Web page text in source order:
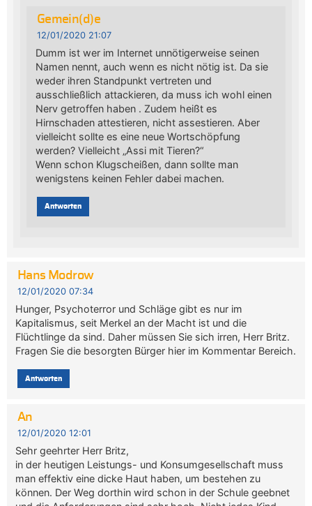
Gemein(d)e
12/01/2020 21:07
Dumm ist wer im Internet unnötigerweise seinen
Namen nennt, auch wenn es nicht nötig ist. Da sie
weder ihren Standpunkt vertreten und
ausschließlich attackieren, da muss ich wohl einen
Nerv getroffen haben . Zudem heißt es
Hirnschaden attestieren, nicht assestieren. Aber
vielleicht sollte es eine neue Wortschöpfung
werden? Vielleicht „Assi mit Tieren?“
Wenn schon Klugscheißen, dann sollte man
wenigstens keinen Fehler dabei machen.
Antworten
Hans Modrow
12/01/2020 07:34
Hunger, Psychoterror und Schläge gibt es nur im
Kapitalismus, seit Merkel an der Macht ist und die
Flüchtlinge da sind. Daher müssen Sie sich irren, Herr Britz.
Fragen Sie die besorgten Bürger hier im Kommentar Bereich.
Antworten
An
12/01/2020 12:01
Sehr geehrter Herr Britz,
in der heutigen Leistungs- und Konsumgesellschaft muss
man effektiv eine dicke Haut haben, um bestehen zu
können. Der Weg dorthin wird schon in der Schule geebnet